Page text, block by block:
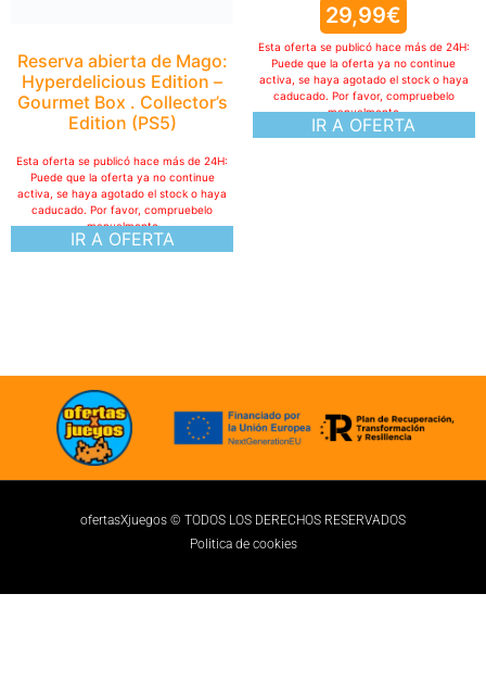
Reserva abierta de Mago:
Hyperdelicious Edition –
Gourmet Box . Collector’s
Edition (PS5)
IR A OFERTA
Esta oferta se publicó hace más de 24H:
Puede que la oferta ya no continue
activa, se haya agotado el stock o haya
caducado. Por favor, compruebelo
manualmente
29,99€
IR A OFERTA
Esta oferta se publicó hace más de 24H:
Puede que la oferta ya no continue
activa, se haya agotado el stock o haya
caducado. Por favor, compruebelo
manualmente
ofertasXjuegos © TODOS LOS DERECHOS RESERVADOS
Politica de cookies